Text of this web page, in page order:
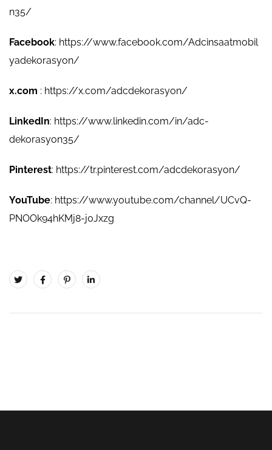
n35/
Facebook: https://www.facebook.com/Adcinsaatmobil
yadekorasyon/
x.com : https://x.com/adcdekorasyon/
LinkedIn: https://www.linkedin.com/in/adc-
dekorasyon35/
Pinterest: https://tr.pinterest.com/adcdekorasyon/
YouTube: https://www.youtube.com/channel/UCvQ-
PNOOk94hKMj8-j0Jxzg